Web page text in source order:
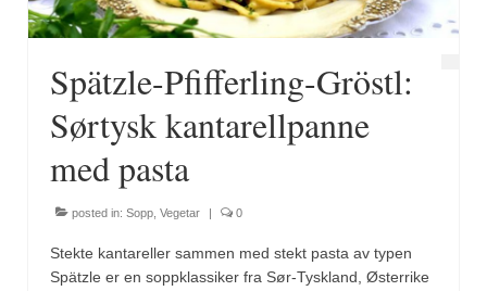
Spätzle-Pfifferling-Gröstl:
Sørtysk kantarellpanne
med pasta
posted in: Sopp, Vegetar 0
Stekte kantareller sammen med stekt pasta av typen
Spätzle er en soppklassiker fra Sør-Tyskland, Østerrike